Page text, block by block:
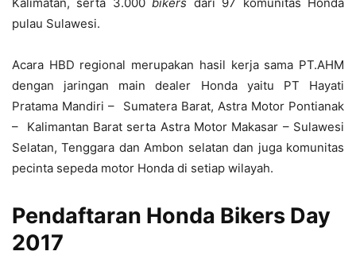
pulau Sulawesi.
Acara HBD regional merupakan hasil kerja sama PT.AHM
dengan jaringan main dealer Honda yaitu PT Hayati
Pratama Mandiri – Sumatera Barat, Astra Motor Pontianak
– Kalimantan Barat serta Astra Motor Makasar – Sulawesi
Selatan, Tenggara dan Ambon selatan dan juga komunitas
pecinta sepeda motor Honda di setiap wilayah.
Pendaftaran Honda Bikers Day
2017